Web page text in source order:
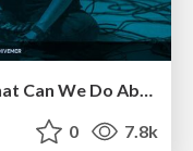
AI Search: Where Are We & What Can We Do About It?
0 7.8k